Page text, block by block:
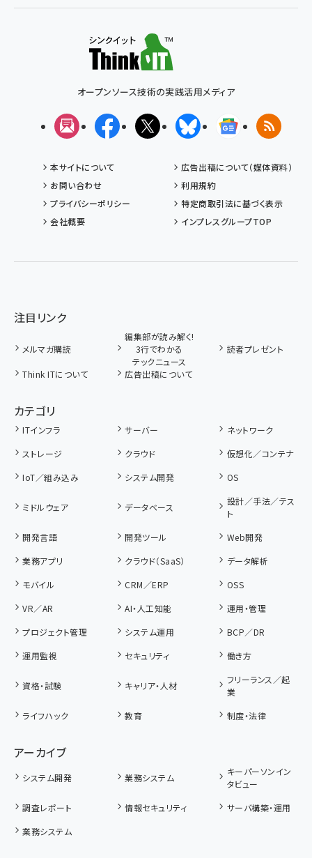
オープンソース技術の実践活用メディア
メルマガFacebookX(エックス)BlueskyGoogleニュ
RSS
本サイトについて
広告出稿について（媒体資料）
お問い合わせ
利用規約
プライバシーポリシー
特定商取引法に基づく表示
会社概要
インプレスグループTOP
注目リンク
メルマガ購読
編集部が読み解く!
3行でわかる
テックニュース
読者プレゼント
Think ITについて 広告出稿について
カテゴリ
ITインフラ サーバー
ネットワーク
ストレージ
クラウド
仮想化／コンテナ
IoT／組み込み
システム開発 OS
ミドルウェア データベース
設計／手法／テス
ト
開発言語
開発ツール
Web開発
業務アプリ
クラウド（SaaS）
データ解析
モバイル
CRM／ERP
OSS
VR／AR
AI・人工知能
運用・管理
プロジェクト管理
システム運用
BCP／DR
運用監視
セキュリティ 働き方
資格・試験 キャリア・人材
フリーランス／起
業
ライフハック
教育 制度・法律
アーカイブ
システム開発 業務システム
キーパーソンイン
タビュー
調査レポート
情報セキュリティ
サーバ構築・運用
業務システム